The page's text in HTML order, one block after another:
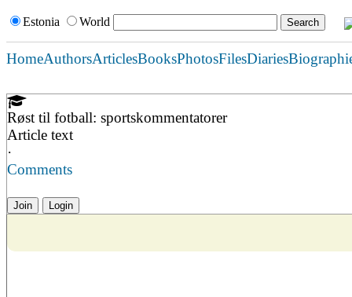
Estonia World
HomeAuthorsArticlesBooksPhotosFilesDiaries
Røst til fotball: sportskommentatorer
Article text
·
Comments
Join Login